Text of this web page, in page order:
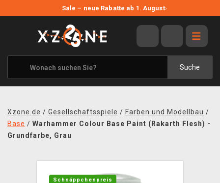
Sale – neue Rabatte ab 1. August›
Suche
ANGEBOTE
ALLE MARKEN
XZONE ORIGINALS
KLEIDUNG & ACCESSOIRES
BÜCHER & COMICS
Xzone.de / Gesellschaftsspiele / Farben und Modellbau /
Base / Warhammer Colour Base Paint (Rakarth Flesh) -
Grundfarbe, Grau
Schnäppchenpreis